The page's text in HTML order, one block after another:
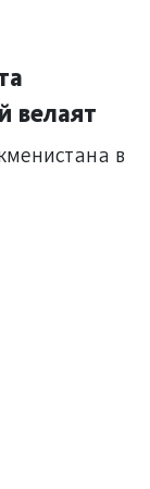
велаят
в